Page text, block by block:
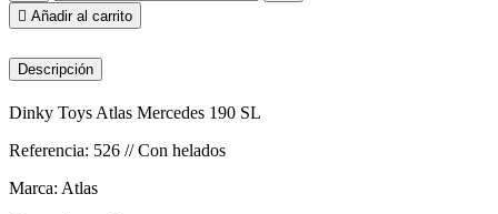
 Añadir al carrito
Descripción
Dinky Toys Atlas Mercedes 190 SL
Referencia: 526 // Con helados
Marca: Atlas